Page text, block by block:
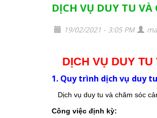
DỊCH VỤ DUY TU
19/02/2021 - 3:05 PM
DỊCH VỤ DUY
1. Quy trình dịch vụ duy
Dịch vụ duy tu và chăm sóc
Công việc định kỳ: